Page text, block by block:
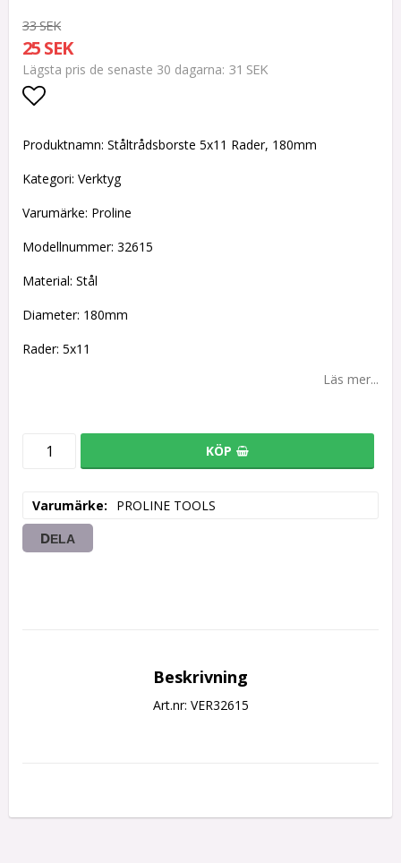
33 SEK
25 SEK
Lägsta pris de senaste 30 dagarna 31 SEK
Lägg till i favoritlistan
Produktnamn: Ståltrådsborste 5x11 Rader, 180mm
Kategori: Verktyg
Varumärke: Proline
Modellnummer: 32615
Material: Stål
Diameter: 180mm
Rader: 5x11
Läs mer...
KÖP
Varumärke PROLINE TOOLS
DELA
Beskrivning
Art.nr: VER32615